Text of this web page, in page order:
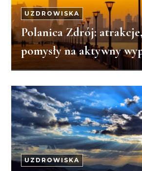
UZDROWISKA
Polanica Zdrój:
pomysły na aktywny
UZDROWISKA